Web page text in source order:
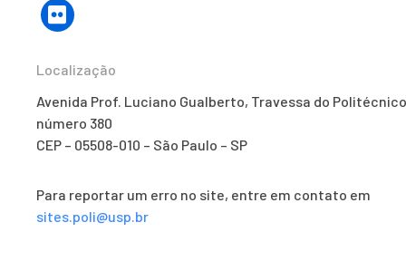
Localização
Avenida Prof. Luciano Gualberto, Travessa do
número 380
CEP – 05508-010 – São Paulo – SP
Para reportar um erro no site, entre em contato em
sites.poli@usp.br